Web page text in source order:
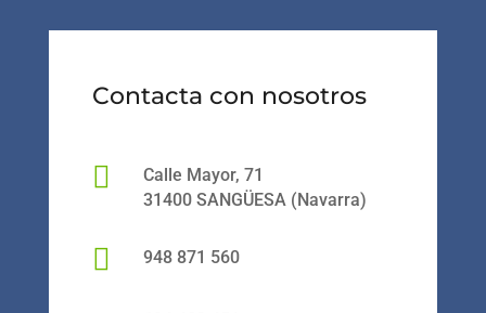
Contacta con nosotros

Calle Mayor, 71
31400 SANGÜESA (Navarra)
 948 871 560